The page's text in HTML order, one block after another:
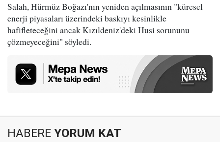
Salah, Hürmüz Boğazı'nın yeniden açılmasının "küresel
enerji piyasaları üzerindeki baskıyı kesinlikle
hafifleteceğini ancak Kızıldeniz'deki Husi sorununu
çözmeyeceğini" söyledi.
HABERE YORUM KAT